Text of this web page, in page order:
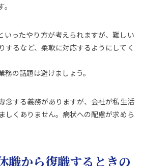
いったやり方が考えられますが、難しい
するなど、柔軟に対応するようにしてく
の話題は避けましょう。
念する義務がありますが、会社が私生活
しくありません。病状への配慮が求めら
職から復職するときの